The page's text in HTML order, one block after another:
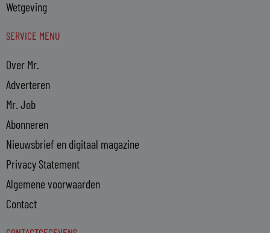
Wetgeving
SERVICE MENU
Over Mr.
Adverteren
Mr. Job
Abonneren
Nieuwsbrief en digitaal magazine
Privacy Statement
Algemene voorwaarden
Contact